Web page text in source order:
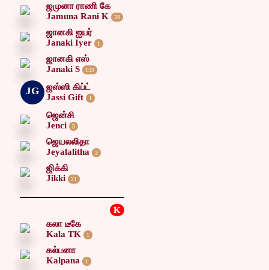
ஜமுனா ராணி கே
Jamuna Rani K
28
ஜானகி ஐயர்
Janaki Iyer
1
ஜானகி எஸ்
Janaki S
159
JG
ஜஸ்ஸி கிப்ட்
Jassi Gift
1
ஜென்சி
Jenci
5
ஜெயலலிதா
Jeyalalitha
3
ஜிக்கி
Jikki
21
K
கலா டீகே
Kala TK
1
கல்பனா
Kalpana
1